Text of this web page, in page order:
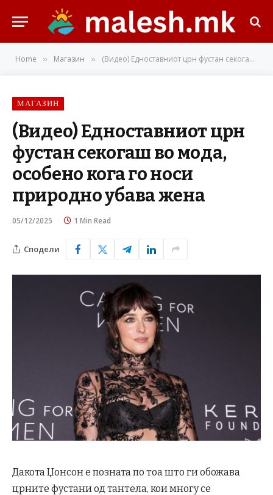
Home » Магазин » (Видео) Едноставниот црн фустан секогаш во мода, особено кога го носи природно убава жена
МАГАЗИН
(Видео) Едноставниот црн
фустан секогаш во мода,
особено кога го носи
природно убава жена
05/12/2025 1 Min Read
Сподели
Дакота Џонсон е позната по тоа што ги обожава
црните фустани од тантела, кои многу се